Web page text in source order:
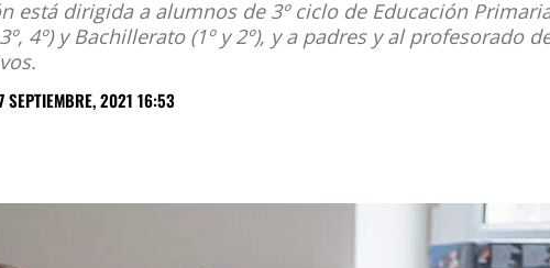
está dirigida a alumnos de 3º ciclo de Educación
3º, 4º) y Bachillerato (1º y 2º), y a padres y al profesorado
SEPTIEMBRE, 2021 16:53